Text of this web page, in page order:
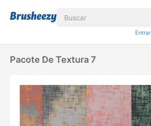
Entrar
Pacote De Textura 7